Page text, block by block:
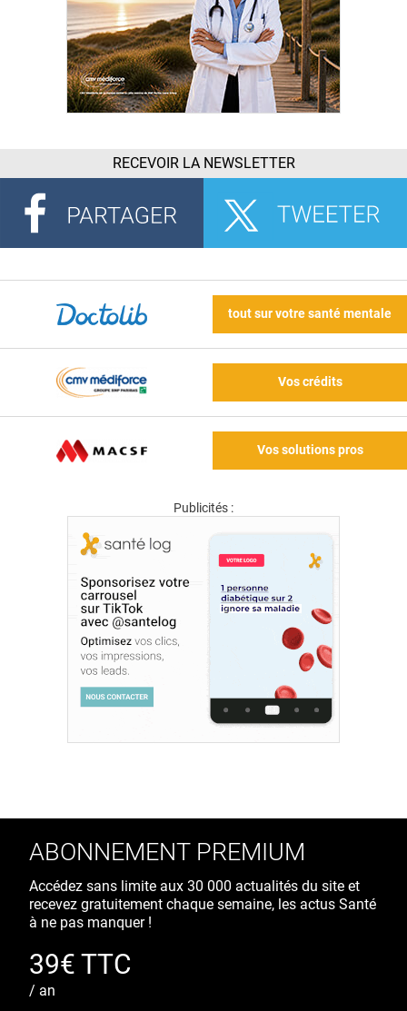
RECEVOIR LA NEWSLETTER
tout sur votre santé mentale
Vos crédits
Vos solutions pros
Publicités :
ABONNEMENT PREMIUM
Accédez sans limite aux 30 000 actualités du site et
recevez gratuitement chaque semaine, les actus Santé
à ne pas manquer !
39€ TTC
/ an